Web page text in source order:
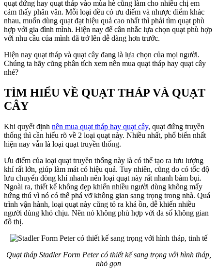
quạt đứng hay quạt tháp vào mùa hè cũng làm cho nhiều chị em
cảm thấy phân vân. Mỗi loại đều có ưu điểm và nhược điểm khác
nhau, muốn dùng quạt đạt hiệu quả cao nhất thì phải tìm quạt phù
hợp với gia đình mình. Hiện nay để cân nhắc lựa chọn quạt phù hợp
với nhu cầu của mình đã trở lên dễ dàng hơn trước.
Hiện nay quạt tháp và quạt cây đang là lựa chọn của mọi người.
Chúng ta hãy cũng phân tích xem nên mua quạt tháp hay quạt cây
nhé?
TÌM HIỂU VỀ QUẠT THÁP VÀ QUẠT
CÂY
Khi quyết định nên mua quạt tháp hay quạt cây, quạt đứng truyền
thống thì cần hiểu rõ về 2 loại quạt này. Nhiều nhất, phổ biến nhất
hiện nay vẫn là loại quạt truyền thống.
Ưu điểm của loại quạt truyền thống này là có thể tạo ra lưu lượng
khí rất lớn, giúp làm mát có hiệu quả. Tuy nhiên, cũng do có tốc độ
lưu chuyển dòng khí nhanh nên loại quạt này rất nhanh bám bụi.
Ngoài ra, thiết kế không đẹp khiến nhiều người dùng không mấy
hứng thú vì nó có thể phá vỡ không gian sang trọng trong nhà. Quá
trình vận hành, loại quạt này cũng tỏ ra khá ồn, dễ khiến nhiều
người dùng khó chịu. Nên nó không phù hợp với đa số không gian
đô thị.
Quạt tháp Stadler Form Peter có thiết kế sang trọng với hình tháp,
nhỏ gọn